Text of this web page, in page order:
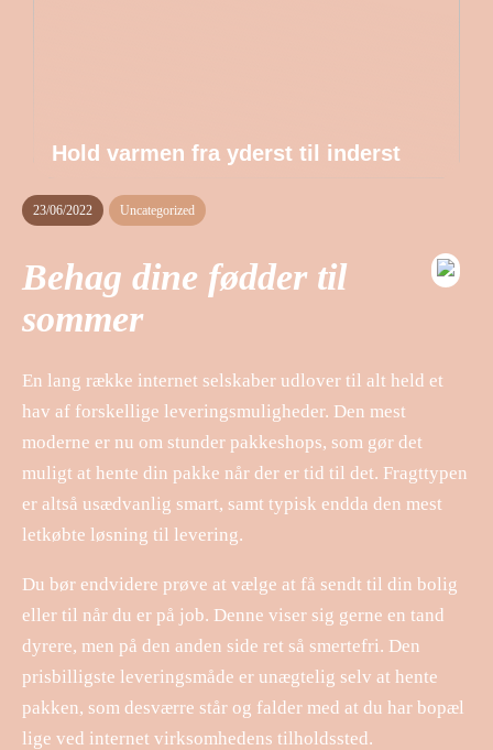
Hold varmen fra yderst til inderst
23/06/2022 Uncategorized
Behag dine fødder til
sommer
En lang række internet selskaber udlover til alt held et
hav af forskellige leveringsmuligheder. Den mest
moderne er nu om stunder pakkeshops, som gør det
muligt at hente din pakke når der er tid til det. Fragttypen
er altså usædvanlig smart, samt typisk endda den mest
letkøbte løsning til levering.
Du bør endvidere prøve at vælge at få sendt til din bolig
eller til når du er på job. Denne viser sig gerne en tand
dyrere, men på den anden side ret så smertefri. Den
prisbilligste leveringsmåde er unægtelig selv at hente
pakken, som desværre står og falder med at du har bopæl
lige ved internet virksomhedens tilholdssted.